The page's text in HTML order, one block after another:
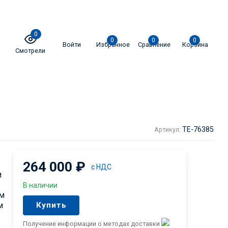
0
Смотрели
Войти
0
Избранное
0
Сравнение
0
Корзина
Артикул: TE-76385
264 000₽ с НДС
В наличии
Купить
Получение информации о методах доставки